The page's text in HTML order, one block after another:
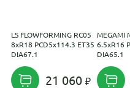
LS FLOWFORMING RC05
8xR18 PCD5x114.3 ET35
DIA67.1
21 060
MEGAMI
6.5xR16
DIA65.1